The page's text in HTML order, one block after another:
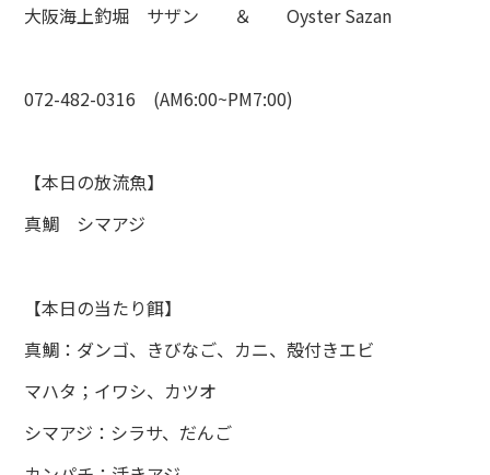
大阪海上釣堀 サザン ＆ Oyster Sazan
072-482-0316 (AM6:00~PM7:00)
【本日の放流魚】
真鯛 シマアジ
【本日の当たり餌】
真鯛：ダンゴ、きびなご、カニ、殻付きエビ
マハタ；イワシ、カツオ
シマアジ：シラサ、だんご